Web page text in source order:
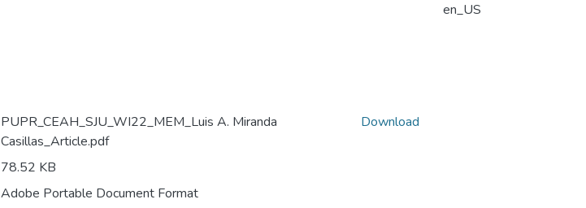
en_US
PUPR_CEAH_SJU_WI22_MEM_Luis A. Miranda
Casillas_Article.pdf
78.52 KB
Adobe Portable Document Format
Download